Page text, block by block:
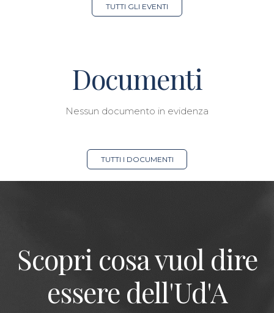
TUTTI GLI EVENTI
Documenti
Nessun documento in evidenza
TUTTI I DOCUMENTI
Scopri cosa vuol dire
essere dell'Ud'A